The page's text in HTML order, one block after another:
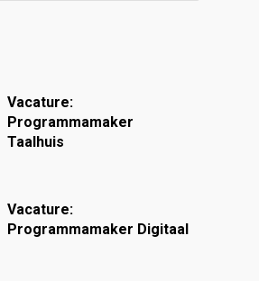
Vacature:
Programmamaker
Taalhuis
Vacature:
Programmamaker Digitaal